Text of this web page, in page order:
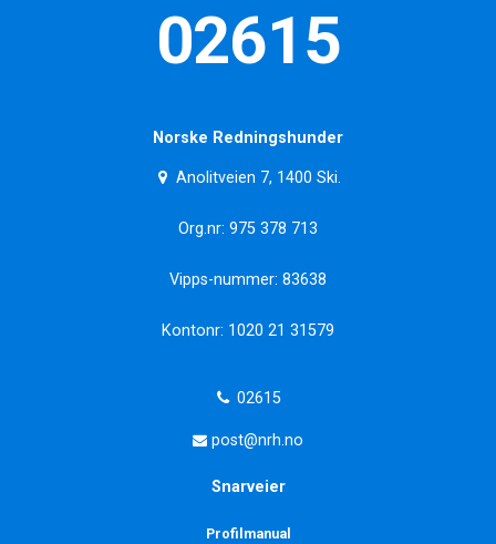
02615
Norske Redningshunder
Anolitveien 7, 1400 Ski.
Org.nr: 975 378 713
Vipps-nummer: 83638
Kontonr: 1020 21 31579
02615
post@nrh.no
Snarveier
Profilmanual